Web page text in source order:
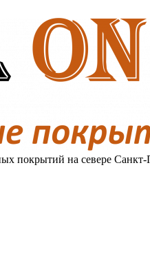
покрытий на севере Санкт-